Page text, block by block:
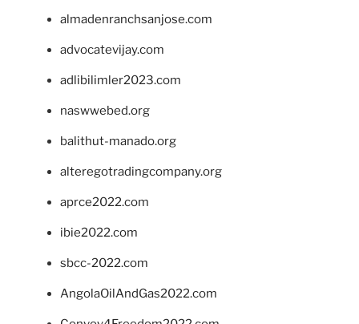
almadenranchsanjose.com
advocatevijay.com
adlibilimler2023.com
naswwebed.org
balithut-manado.org
alteregotradingcompany.org
aprce2022.com
ibie2022.com
sbcc-2022.com
AngolaOilAndGas2022.com